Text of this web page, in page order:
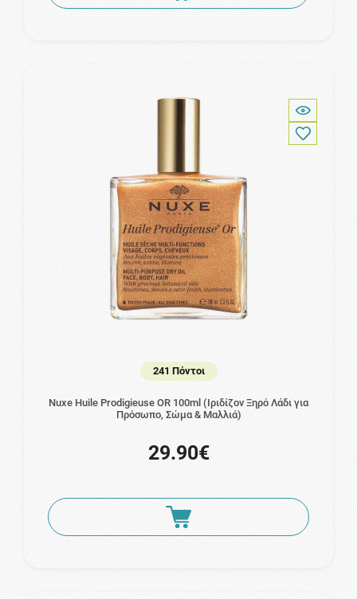
241 Πόντοι
Nuxe Huile Prodigieuse OR 100ml (Ιριδίζον Ξηρό Λάδι για
Πρόσωπο, Σώμα & Μαλλιά)
29.90€